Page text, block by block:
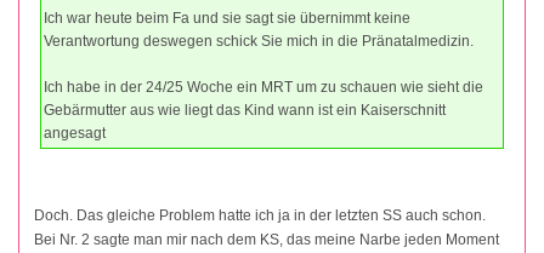
Ich war heute beim Fa und sie sagt sie übernimmt keine
Verantwortung deswegen schick Sie mich in die Pränatalmedizin.
Ich habe in der 24/25 Woche ein MRT um zu schauen wie sieht die
Gebärmutter aus wie liegt das Kind wann ist ein Kaiserschnitt
angesagt
Doch. Das gleiche Problem hatte ich ja in der letzten SS auch schon.
Bei Nr. 2 sagte man mir nach dem KS, das meine Narbe jeden Moment